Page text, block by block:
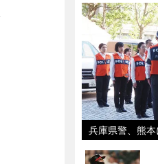
兵庫県警、熊